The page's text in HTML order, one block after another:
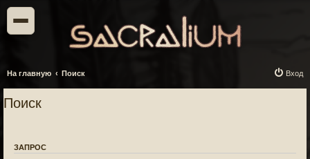
На главную Поиск Вход
Поиск
ЗАПРОС